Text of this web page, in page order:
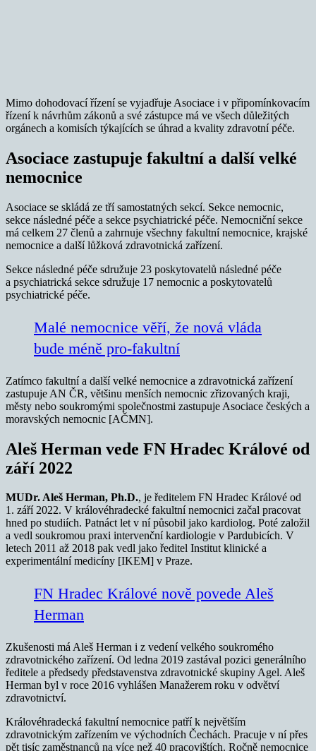
Mimo dohodovací řízení se vyjadřuje Asociace i v připomínkovacím
řízení k návrhům zákonů a své zástupce má ve všech důležitých
orgánech a komisích týkajících se úhrad a kvality zdravotní péče.
Asociace zastupuje fakultní a další velké
nemocnice
Asociace se skládá ze tří samostatných sekcí. Sekce nemocnic,
sekce následné péče a sekce psychiatrické péče. Nemocniční sekce
má celkem 27 členů a zahrnuje všechny fakultní nemocnice, krajské
nemocnice a další lůžková zdravotnická zařízení.
Sekce následné péče sdružuje 23 poskytovatelů následné péče
a psychiatrická sekce sdružuje 17 nemocnic a poskytovatelů
psychiatrické péče.
Malé nemocnice věří, že nová vláda
bude méně pro-fakultní
Zatímco fakultní a další velké nemocnice a zdravotnická zařízení
zastupuje AN ČR, většinu menších nemocnic zřizovaných kraji,
městy nebo soukromými společnostmi zastupuje Asociace českých a
moravských nemocnic [AČMN].
Aleš Herman vede FN Hradec Králové od
září 2022
MUDr. Aleš Herman, Ph.D., je ředitelem FN Hradec Králové od
1. září 2022. V královéhradecké fakultní nemocnici začal pracovat
hned po studiích. Patnáct let v ní působil jako kardiolog. Poté založil
a vedl soukromou praxi intervenční kardiologie v Pardubicích. V
letech 2011 až 2018 pak vedl jako ředitel Institut klinické a
experimentální medicíny [IKEM] v Praze.
FN Hradec Králové nově povede Aleš
Herman
Zkušenosti má Aleš Herman i z vedení velkého soukromého
zdravotnického zařízení. Od ledna 2019 zastával pozici generálního
ředitele a předsedy představenstva zdravotnické skupiny Agel. Aleš
Herman byl v roce 2016 vyhlášen Manažerem roku v odvětví
zdravotnictví.
Královéhradecká fakultní nemocnice patří k největším
zdravotnickým zařízením ve východních Čechách. Pracuje v ní přes
pět tisíc zaměstnanců na více než 40 pracovištích. Ročně nemocnice